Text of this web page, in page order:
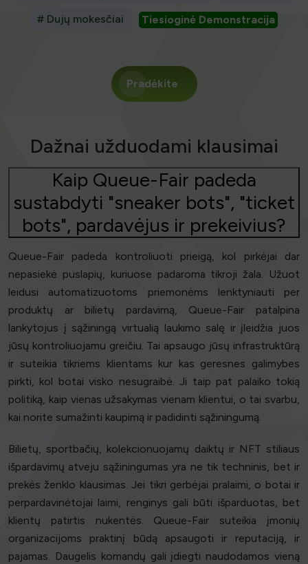
# Dujų mokesčiai Tiesioginė Demonstracija
Pradėkite
Dažnai užduodami klausimai
Kaip Queue-Fair padeda
sustabdyti "sneaker bots", "ticket
bots", pardavėjus ir prekeivius?
Queue-Fair padeda kontroliuoti prieigą, kol pirkėjai dar
nepasiekė puslapių, kuriuose padaroma tikroji žala. Užuot
leidusi automatizuotoms priemonėms lenktyniauti per
produktų ar bilietų pardavimą, Queue-Fair patalpina
lankytojus į sąžiningą virtualią laukimo salę ir įleidžia juos
jūsų kontroliuojamu greičiu. Tai apsaugo jūsų infrastruktūrą
ir suteikia tikriems klientams kur kas geresnes galimybes
pirkti, kol botai visko nesugraibė. Ji taip pat palaiko tokią
politiką, kaip vienas užsakymas vienam klientui, o tai svarbu,
kai norite sumažinti kaupimą ir padidinti sąžiningumą.
Bilietų, sportbačių, kolekcionuojamų daiktų ir NFT stiliaus
išpardavimų atveju sąžiningumas yra ne tik techninis, bet ir
prekės ženklo klausimas. Jei tikri gerbėjai pralaimi, o botai ir
perpardavinėtojai laimi, renginys gali būti išparduotas, bet
klientų patirtis nukentės. Queue-Fair suteikia įmonių
organizacijoms praktinį būdą apsaugoti ir reputaciją, ir
pajamas. Daugelis komandų gali įdiegti naudodamos vieną